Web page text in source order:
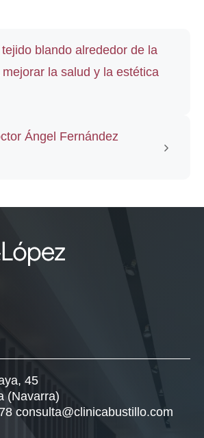
blando alrededor de la
la salud y la estética
Ángel Fernández
45
(Navarra)
consulta@clinicabustillo.com